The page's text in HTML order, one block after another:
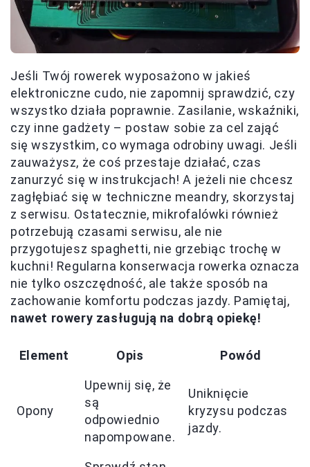
Jeśli Twój rowerek wyposażono w jakieś
elektroniczne cudo, nie zapomnij sprawdzić, czy
wszystko działa poprawnie. Zasilanie, wskaźniki,
czy inne gadżety – postaw sobie za cel zająć
się wszystkim, co wymaga odrobiny uwagi. Jeśli
zauważysz, że coś przestaje działać, czas
zanurzyć się w instrukcjach! A jeżeli nie chcesz
zagłębiać się w techniczne meandry, skorzystaj
z serwisu. Ostatecznie, mikrofalówki również
potrzebują czasami serwisu, ale nie
przygotujesz spaghetti, nie grzebiąc trochę w
kuchni! Regularna konserwacja rowerka oznacza
nie tylko oszczędność, ale także sposób na
zachowanie komfortu podczas jazdy. Pamiętaj,
nawet rowery zasługują na dobrą opiekę!
Element Opis Powód
Opony
Upewnij się, że
są
odpowiednio
napompowane.
Uniknięcie
kryzysu podczas
jazdy.